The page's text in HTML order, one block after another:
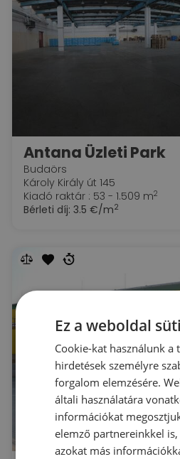
Antana Üzleti Park
Budaörs
Károly Király út 145
Kiadó raktár : 53 - 1.509 m2
Bérleti díj: 3.5 €/m2
Ez a weboldal
Cookie-kat használunk a
hirdetések személyre
forgalom elemzésére.
általi használatára
információkat
elemző partnereinkkel
azokat más